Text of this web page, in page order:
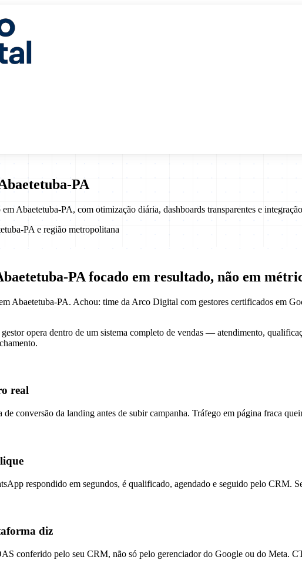
-PA
Abaetetuba-PA, com otimização diária, dashboards transparentes e
PA e região metropolitana
PA focado em resultado, não em
Abaetetuba-PA. Achou: time da Arco Digital com gestores certificados em
opera dentro de um sistema completo de vendas — atendimento,
real
de conversão da landing antes de subir campanha. Tráfego em página fraca
respondido em segundos, é qualificado, agendado e seguido pelo CRM.
diz
conferido pelo seu CRM, não só pelo gerenciador do Google ou do Meta.